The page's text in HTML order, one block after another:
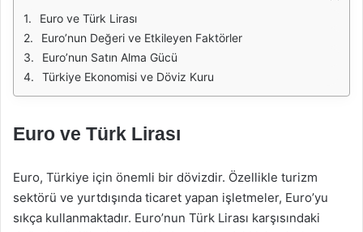
Euro ve Türk Lirası
Euro’nun Değeri ve Etkileyen Faktörler
Euro’nun Satın Alma Gücü
Türkiye Ekonomisi ve Döviz Kuru
Euro ve Türk Lirası
Euro, Türkiye için önemli bir dövizdir. Özellikle turizm
sektörü ve yurtdışında ticaret yapan işletmeler, Euro’yu
sıkça kullanmaktadır. Euro’nun Türk Lirası karşısındaki